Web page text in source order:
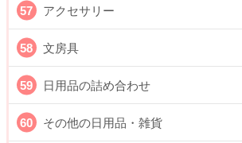
アクセサリー
文房具
日用品の詰め合わせ
その他の日用品・雑貨